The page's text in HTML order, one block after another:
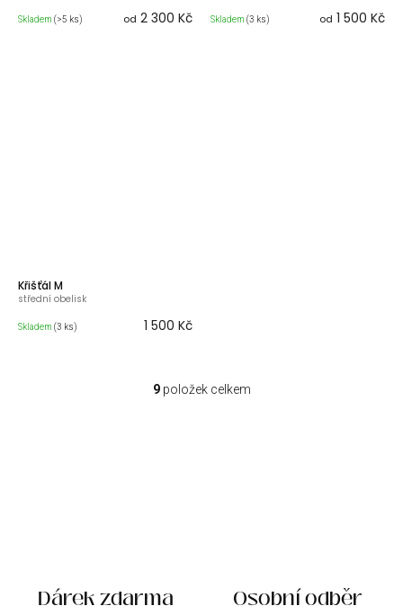
Skladem (>5 ks) od 2 300 Kč Skladem (3 ks) od 1 500 Kč
Křišťál M
střední obelisk
Skladem (3 ks) 1 500 Kč
O
9položek celkem
Dárek zdarma Osobní odběr